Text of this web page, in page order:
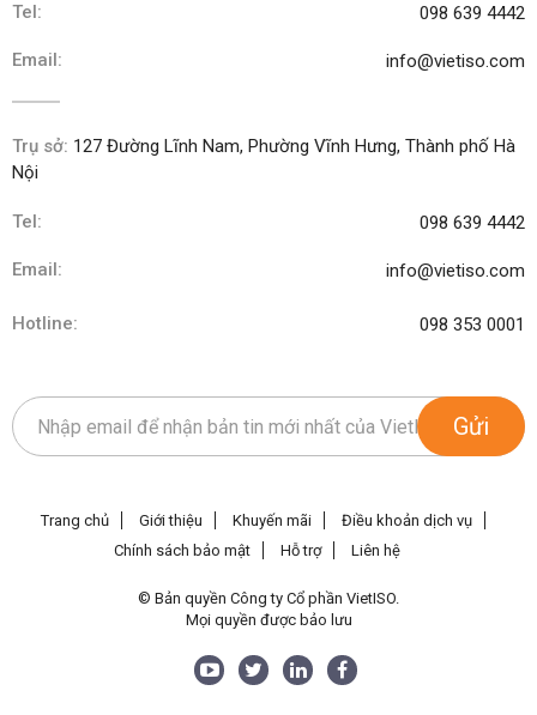
Tel: 098 639 4442
Email: info@vietiso.com
Trụ sở: 127 Đường Lĩnh Nam, Phường Vĩnh Hưng, Thành phố Hà
Nội
Tel: 098 639 4442
Email: info@vietiso.com
Hotline: 098 353 0001
Gửi
Trang chủ Giới thiệu Khuyến mãi
Điều khoản dịch vụ
Chính sách bảo mật
Hỗ trợ Liên hệ
© Bản quyền Công ty Cổ phần VietISO.
Mọi quyền được bảo lưu